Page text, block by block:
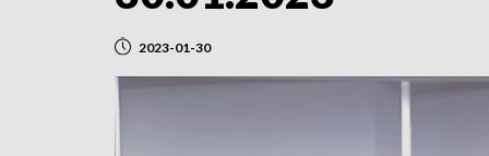
2023-01-30